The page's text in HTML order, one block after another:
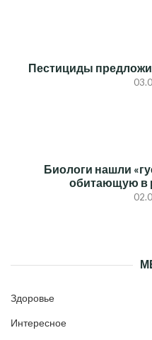
Пестициды
Биологи нашли
обитающую в
Здоровье
Интересное